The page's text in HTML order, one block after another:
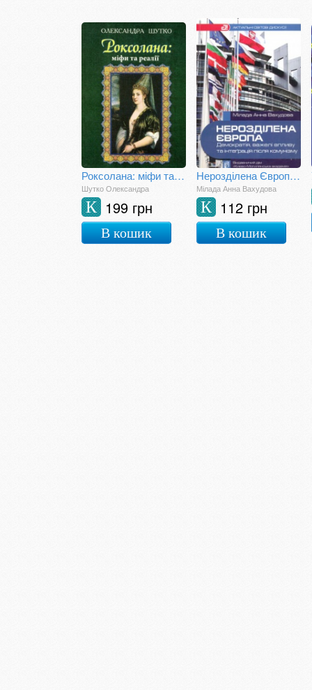
Роксолана: міфи та реалії
Шутко Олександра
199 грн
К
В кошик
Нерозділена Європа: демократія, важелі впливу та інтеграція після комунізму
Мілада Анна Вахудова
112 грн
К
В кошик